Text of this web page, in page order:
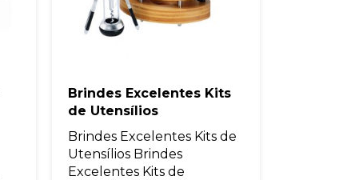
Brindes Excelentes Kits
de Utensílios
Brindes Excelentes Kits de
Utensílios Brindes
Excelentes Kits de